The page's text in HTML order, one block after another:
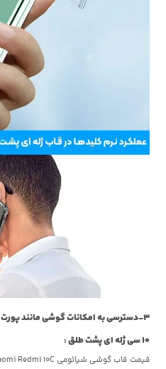
3-دسترسی به امکانات گوشی مانند
10 سی ژله ای پشت طلق :